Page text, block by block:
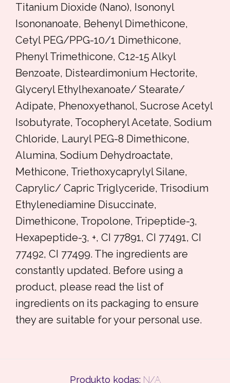
Titanium Dioxide (Nano), Isononyl
Isononanoate, Behenyl Dimethicone,
Cetyl PEG/PPG-10/1 Dimethicone,
Phenyl Trimethicone, C12-15 Alkyl
Benzoate, Disteardimonium Hectorite,
Glyceryl Ethylhexanoate/ Stearate/
Adipate, Phenoxyethanol, Sucrose Acetyl
Isobutyrate, Tocopheryl Acetate, Sodium
Chloride, Lauryl PEG-8 Dimethicone,
Alumina, Sodium Dehydroactate,
Methicone, Triethoxycaprylyl Silane,
Caprylic/ Capric Triglyceride, Trisodium
Ethylenediamine Disuccinate,
Dimethicone, Tropolone, Tripeptide-3,
Hexapeptide-3, +, CI 77891, CI 77491, CI
77492, CI 77499. The ingredients are
constantly updated. Before using a
product, please read the list of
ingredients on its packaging to ensure
they are suitable for your personal use.
Produkto kodas: N/A